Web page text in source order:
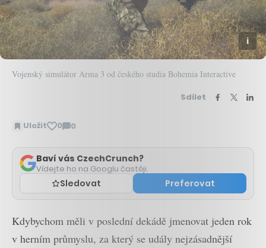
Vojenský simulátor Arma 3 od českého studia Bohemia Interactive
Sdílet
Uložit 0 0
Zobrazit
Baví vás CzechCrunch?
Vídejte ho na Googlu častěji.
Sledovat Preferovat
Kdybychom měli v poslední dekádě jmenovat jeden rok
v herním průmyslu, za který se udály nejzásadnější